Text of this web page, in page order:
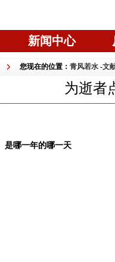
新闻中心
您现在的位置： 青风若水 -文
为逝者
是哪一年的哪一天